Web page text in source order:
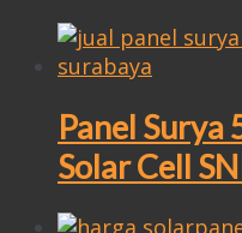
Panel Surya
Solar Cell